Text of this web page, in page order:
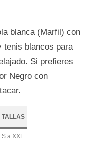
blanca (Marfil) con
tenis blancos para
Si prefieres
Negro con
TALLAS
S a XXL